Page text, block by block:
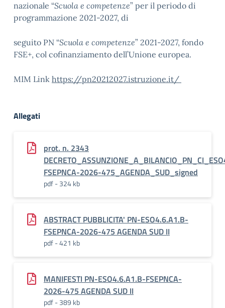
nazionale “Scuola e competenze” per il periodo di
programmazione 2021-2027, di
seguito PN “Scuola e competenze” 2021-2027, fondo
FSE+, col cofinanziamento dell’Unione europea.
MIM Link https://pn20212027.istruzione.it/
Allegati
prot. n. 2343
FSEPNCA-2026-475_AGENDA_SUD_signed
pdf - 324 kb
ABSTRACT PUBBLICITA' PN-ESO4.6.A1.B-
FSEPNCA-2026-475 AGENDA SUD II
pdf - 421 kb
MANIFESTI PN-ESO4.6.A1.B-FSEPNCA-
2026-475 AGENDA SUD II
pdf - 389 kb